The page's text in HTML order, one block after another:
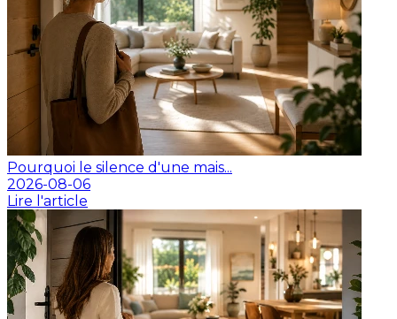
Pourquoi le silence d'une mais...
2026-08-06
Lire l'article